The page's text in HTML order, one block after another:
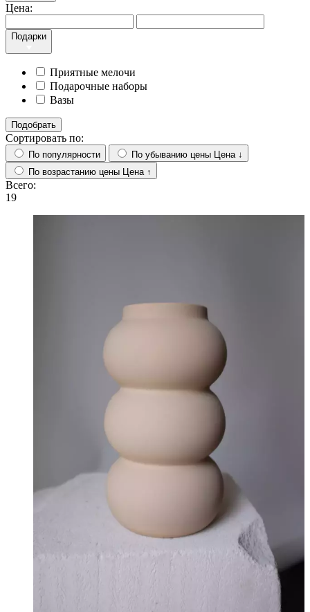
Цена:
Подарки
Приятные мелочи
Подарочные наборы
Вазы
Подобрать
Сортировать по:
По популярности По убыванию цены
Цена ↓
По возрастанию цены
Цена ↑
Всего:
19